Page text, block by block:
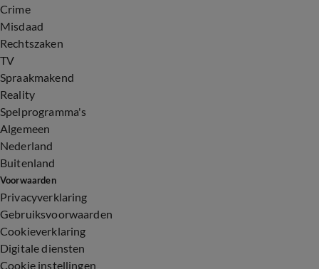
Crime
Misdaad
Rechtszaken
TV
Spraakmakend
Reality
Spelprogramma's
Algemeen
Nederland
Buitenland
Voorwaarden
Privacyverklaring
Gebruiksvoorwaarden
Cookieverklaring
Digitale diensten
Cookie instellingen